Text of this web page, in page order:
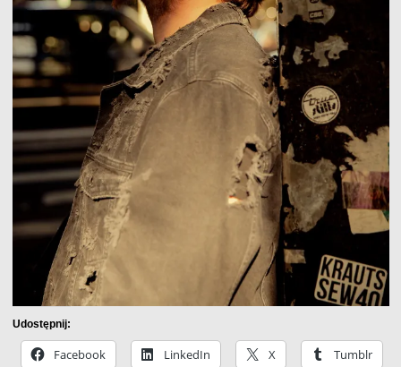
Udostępnij:
Facebook LinkedIn X Tumblr